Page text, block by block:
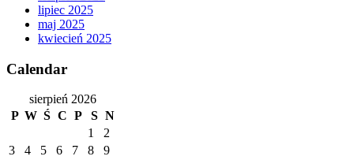
lipiec 2025
maj 2025
kwiecień 2025
Calendar
sierpień 2026
P W Ś C P S N
1
2
3
4 5 6 7 8
9